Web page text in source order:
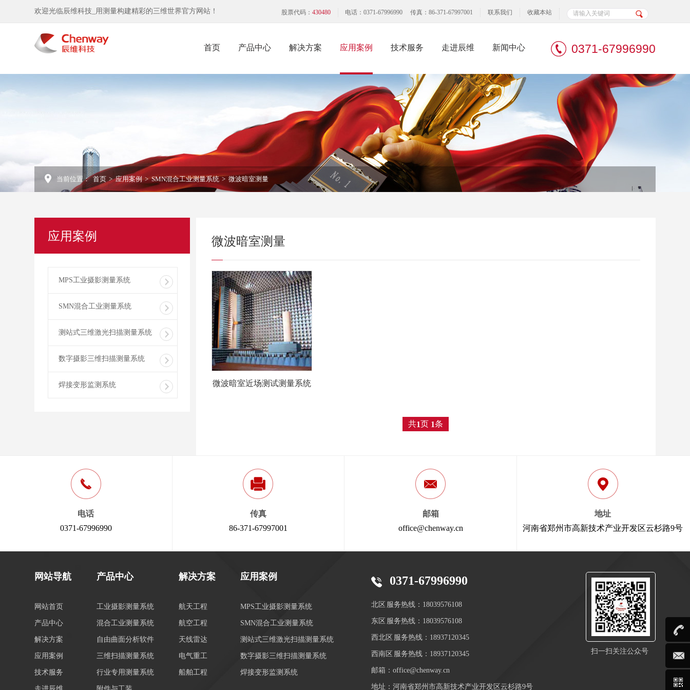
欢迎光临辰维科技_用测量构建精彩的三维世界官方网站！ 股票代码： 430480 电话：0371-67996990 传真：86-371-67997001 联系我们 收藏本站
0371-67996990
首页 产品中心 解决方案 应用案例 技术服务 走进辰维 新闻中心
当前位置： 首页 > 应用案例 > SMN混合工业测量系统 > 微波暗室测量
微波暗室测量
微波暗室近场测试测量系统
共1页 1条
应用案例
MPS工业摄影测量系统
SMN混合工业测量系统
测站式三维激光扫描测量系统
数字摄影三维扫描测量系统
焊接变形监测系统
电话
0371-67996990
传真
86-371-67997001
邮箱
office@chenway.cn
地址
河南省郑州市高新技术产业开发区云杉路9号
网站导航
网站首页
产品中心
解决方案
应用案例
技术服务
产品中心
工业摄影测量系统
混合工业测量系统
自由曲面分析软件
三维扫描测量系统
行业专用测量系统
解决方案
航天工程
航空工程
天线雷达
电气重工
船舶工程
应用案例
MPS工业摄影测量系统
SMN混合工业测量系统
测站式三维激光扫描测量系统
数字摄影三维扫描测量系统
焊接变形监测系统
0371-67996990
北区 服务热线：18039576108
东区 服务热线：18039576108
西北区 服务热线：18937120345
西南区 服务热线：18937120345
邮箱：office@chenway.cn
地址：河南省郑州市高新技术产业开发区云杉路9号
扫一扫关注公众号